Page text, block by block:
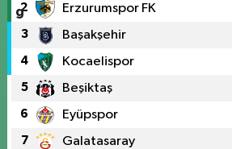
2 Erzurumspor FK
3 Başakşehir
4 Kocaelispor
5 Beşiktaş
6 Eyüpspor
7 Galatasaray